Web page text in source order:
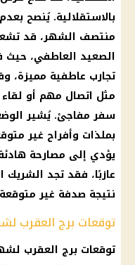
بالاستقلالية. يُنصح
منتصف الشهر، قد
الصعيد العاطفي، حيث
تجارب عاطفية مميزة،
مثل اتصال مهم أو
سفر مفاجئ. يُشير
بملذات وأفراح غير
يؤدي إلى مصارحة
عازبًا، فقد تجد
نتيجة صدفة غير
توقعات برج العقرب لشهر